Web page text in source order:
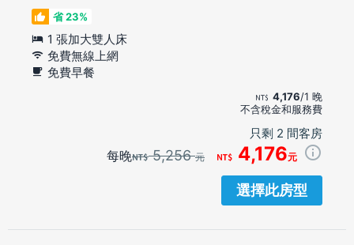
省 23%
1 張加大雙人床
免費無線上網
免費早餐
4,176/1 晚
不含稅金和服務費
只剩 2 間客房
每晚 5,256元 4,176元
選擇此房型